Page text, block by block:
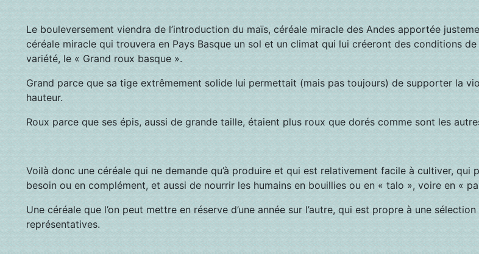
Le bouleversement viendra de l’introduction du maïs, céréale miracle des Andes apportée
céréale miracle qui trouvera en Pays Basque un sol et un climat qui lui créeront des conditions
variété, le « Grand roux basque ».
Grand parce que sa tige extrêmement solide lui permettait (mais pas toujours) de supporter la
hauteur.
Roux parce que ses épis, aussi de grande taille, étaient plus roux que dorés comme sont les
Voilà donc une céréale qui ne demande qu’à produire et qui est relativement facile à cultiver,
besoin ou en complément, et aussi de nourrir les humains en bouillies ou en « talo », voire en «
Une céréale que l’on peut mettre en réserve d’une année sur l’autre, qui est propre à une
représentatives.